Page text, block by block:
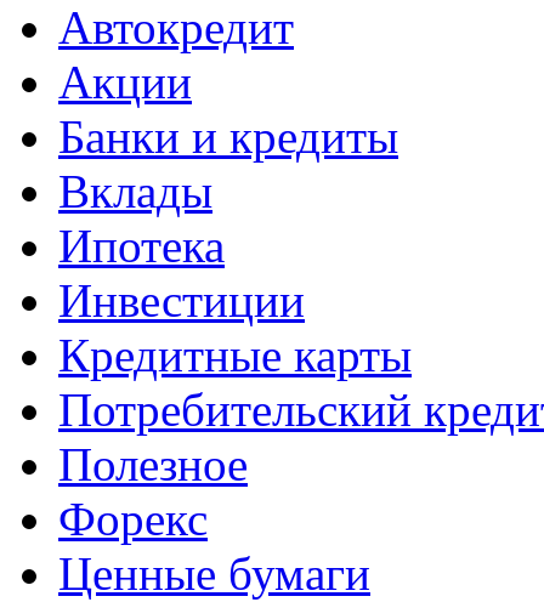
Автокредит
Акции
Банки и кредиты
Вклады
Ипотека
Инвестиции
Кредитные карты
Потребительский
Полезное
Форекс
Ценные бумаги